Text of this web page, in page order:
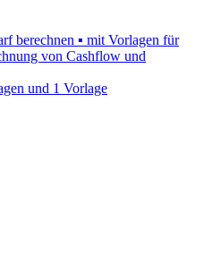
berechnen ▪ mit Vorlagen für
von Cashflow und
und 1 Vorlage